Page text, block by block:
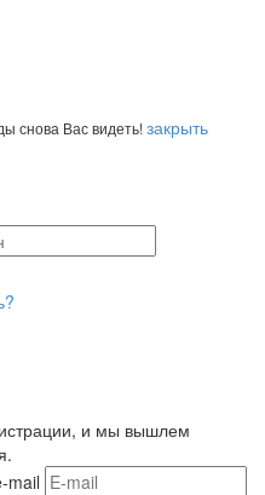
снова Вас видеть!закрыть
и мы вышлем
mail